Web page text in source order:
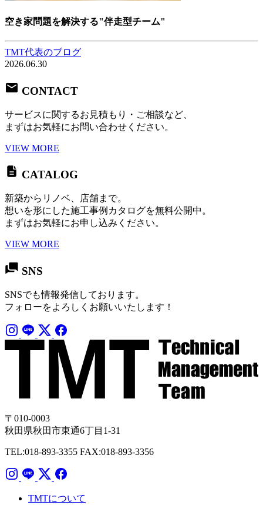
空き家問題を解決する"伴走型チーム"
TMT代表のブログ
2026.06.30
CONTACT
サービスに関するお見積もり・ご相談など、
まずはお気軽にお問い合わせください。
VIEW MORE
CATALOG
新築からリノベ、店舗まで。
想いを形にした施工事例カタログを無料公開中。
まずはお気軽にお申し込みください。
VIEW MORE
SNS
SNSでも情報発信しております。
フォローをよろしくお願いいたします！
〒010-0003
秋田県秋田市東通6丁目1-31
TEL:018-893-3355 FAX:018-893-3356
TMTについて